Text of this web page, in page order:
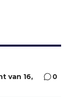
van 16,
0